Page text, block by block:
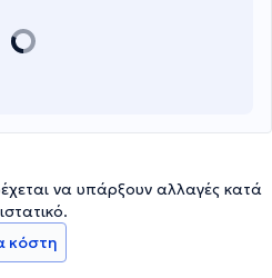
να υπάρξουν αλλαγές κατά
κόστη